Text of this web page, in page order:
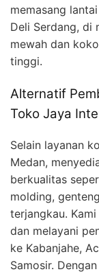
memasang
Deli Serdang, di
mewah dan
tinggi.
Alternatif
Toko Jaya
Selain layanan
Medan,
berkualitas
molding,
terjangkau.
dan melayani
ke Kabanjahe,
Samosir.